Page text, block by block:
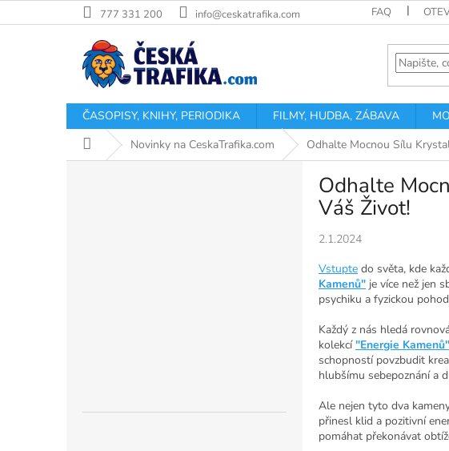
na
777 331 200 info@ceskatrafika.com FAQ
ČASOPISY, KNIHY, PERIODIKA FILMY, HUDBA, ZÁBAVA
Domů Novinky na CeskaTrafika.com Odhalte Mocnou Sílu
Odhalte
Váš Život!
2.1.2024
Vstupte do světa, kde
Kamenů" je více než jen
psychiku a fyzickou
Každý z nás hledá
kolekcí"Energie Kamenů"
schopností povzbudit
hlubšímu sebepoznání a
Ale nejen tyto dva
přinesl klid a pozitivní
pomáhat překonávat